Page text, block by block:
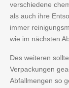
verschiedene
als auch ihre
immer
wie im nächsten
Des weiteren
Verpackungen
Abfallmengen so